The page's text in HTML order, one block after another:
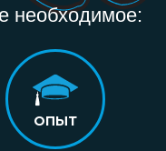
необходимое:
ОПЫТ